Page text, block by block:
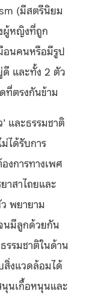
(มีสตรีนิยม
ผู้หญิงที่ถูก
อนคนหรือมีรูป
ดี และทั้ง 2 ตัว
ที่ตรงกันข้าม
และธรรมชาติ
ได้รับการ
งการทางเพศ
าสาไถยและ
พยายาม
นมีลูกด้วยกัน
รรมชาติในด้าน
งแวดล้อมได้
นุนเกื้อหนุนและ